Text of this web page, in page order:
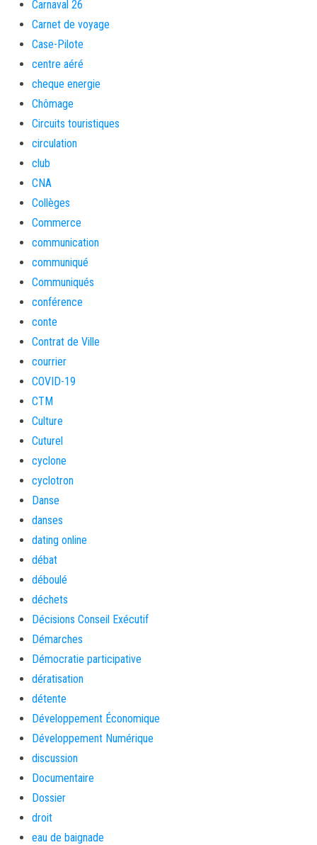
Carnaval 26
Carnet de voyage
Case-Pilote
centre aéré
cheque energie
Chômage
Circuits touristiques
circulation
club
CNA
Collèges
Commerce
communication
communiqué
Communiqués
conférence
conte
Contrat de Ville
courrier
COVID-19
CTM
Culture
Cuturel
cyclone
cyclotron
Danse
danses
dating online
débat
déboulé
déchets
Décisions Conseil Exécutif
Démarches
Démocratie participative
dératisation
détente
Développement Économique
Développement Numérique
discussion
Documentaire
Dossier
droit
eau de baignade